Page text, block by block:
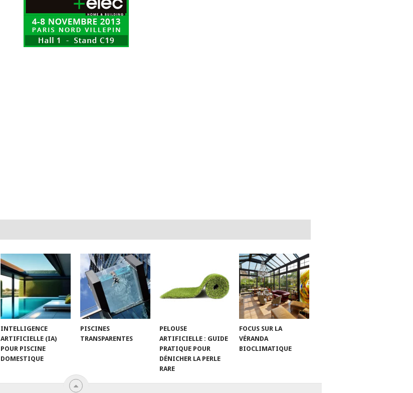
INTELLIGENCE
ARTIFICIELLE (IA)
POUR PISCINE
DOMESTIQUE
PISCINES
TRANSPARENTES
PELOUSE
ARTIFICIELLE : GUIDE
PRATIQUE POUR
DÉNICHER LA PERLE
RARE
FOCUS SUR LA
VÉRANDA
BIOCLIMATIQUE